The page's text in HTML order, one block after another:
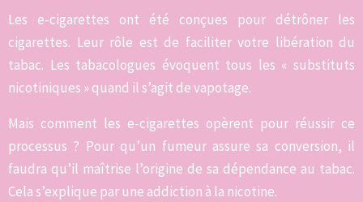
Les e-cigarettes ont été conçues pour détrôner les
cigarettes. Leur rôle est de faciliter votre libération du
tabac. Les tabacologues évoquent tous les « substituts
nicotiniques » quand il s’agit de vapotage.
Mais comment les e-cigarettes opèrent pour réussir ce
processus ? Pour qu’un fumeur assure sa conversion, il
faudra qu’il maîtrise l’origine de sa dépendance au tabac.
Cela s’explique par une addiction à la nicotine.